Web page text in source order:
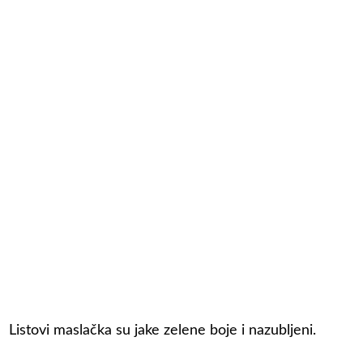
Listovi maslačka su jake zelene boje i nazubljeni.